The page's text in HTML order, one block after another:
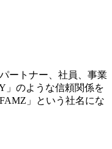
ートナー、社員、事業
」のような信頼関係を
」という社名にな